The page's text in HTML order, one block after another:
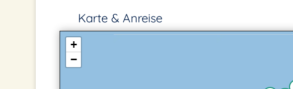
Karte & Anreise
+
−